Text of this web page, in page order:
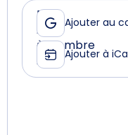
Le
27
novembre
2025
De
13:30
à
19:00
Ajouter au
Ajouter à